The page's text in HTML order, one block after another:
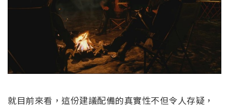
就目前來看，這份建議配備的真實性不但令人存疑，